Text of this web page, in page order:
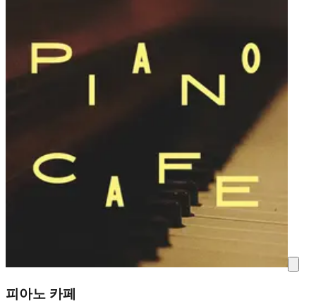
피아노 카페